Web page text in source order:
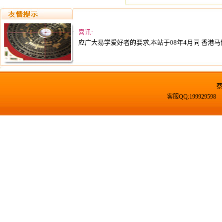
喜讯:
应广大易学爱好者的要求,本站于08年4月同 香港马
客服